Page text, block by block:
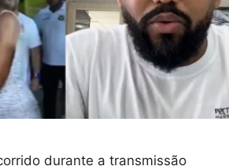
durante a transmissão